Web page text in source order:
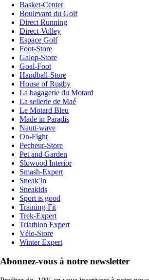
Basket-Center
Boulevard du Golf
Direct Running
Direct-Volley
Espace Golf
Foot-Store
Galop-Store
Goal-Foot
Handball-Store
House of Rugby
La bagagerie du Motard
La sellerie de Maé
Le Motard Bleu
Made in Paradis
Nauti-wave
On-Fight
Pecheur-Store
Pet and Garden
Slowood Interior
Smash-Expert
Sneak'In
Sneakids
Sport is good
Training-Fit
Trek-Expert
Triathlon Expert
Vélo-Store
Winter Expert
Abonnez-vous à notre newsletter